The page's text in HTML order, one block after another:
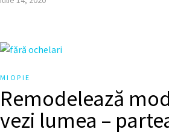
MIOPIE
Remodelează
vezi lumea –